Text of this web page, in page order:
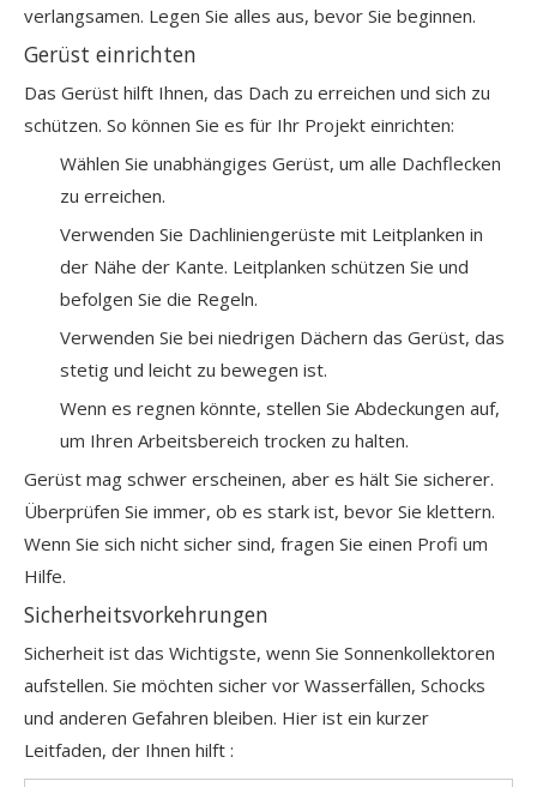
verlangsamen. Legen Sie alles aus, bevor Sie beginnen.
Gerüst einrichten
Das Gerüst hilft Ihnen, das Dach zu erreichen und sich zu
schützen. So können Sie es für Ihr Projekt einrichten:
Wählen Sie unabhängiges Gerüst, um alle Dachflecken
zu erreichen.
Verwenden Sie Dachliniengerüste mit Leitplanken in
der Nähe der Kante. Leitplanken schützen Sie und
befolgen Sie die Regeln.
Verwenden Sie bei niedrigen Dächern das Gerüst, das
stetig und leicht zu bewegen ist.
Wenn es regnen könnte, stellen Sie Abdeckungen auf,
um Ihren Arbeitsbereich trocken zu halten.
Gerüst mag schwer erscheinen, aber es hält Sie sicherer.
Überprüfen Sie immer, ob es stark ist, bevor Sie klettern.
Wenn Sie sich nicht sicher sind, fragen Sie einen Profi um
Hilfe.
Sicherheitsvorkehrungen
Sicherheit ist das Wichtigste, wenn Sie Sonnenkollektoren
aufstellen. Sie möchten sicher vor Wasserfällen, Schocks
und anderen Gefahren bleiben. Hier ist ein kurzer
Leitfaden, der Ihnen hilft :